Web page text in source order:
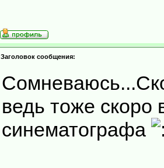
Заголовок сообщения:
ведь тоже скоро
синематографа